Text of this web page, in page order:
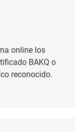
online los
BAKQ o
reconocido.